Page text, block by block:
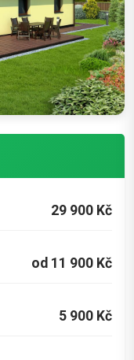
29 900 Kč
od 11 900 Kč
5 900 Kč